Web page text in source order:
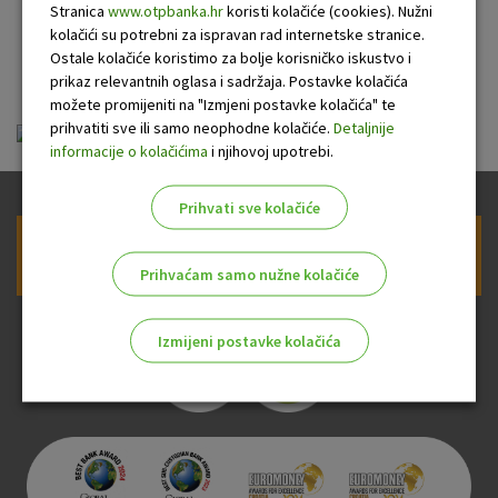
motornih vozila
građanima
ou-krediti-potrosacki-motorna_20100701.pdf
Prijava na newsletter OTP banke
Stranica www.otpbanka.hrkoristi kolačiće (cookies). Nužni
kolačići su potrebni za ispravan rad internetske stranice.
Ostale kolačiće koristimo za bolje korisničko iskustvo i
prikaz relevantnih oglasa i sadržaja. Postavke kolačića
možete promijeniti na "Izmjeni postavke kolačića" te
prihvatiti sve ili samo neophodne kolačiće. Detaljnije
informacije o kolačićima i njihovoj upotrebi.
Prihvati sve kolačiće
Prihvaćam samo nužne kolačiće
Izmijeni postavke kolačića